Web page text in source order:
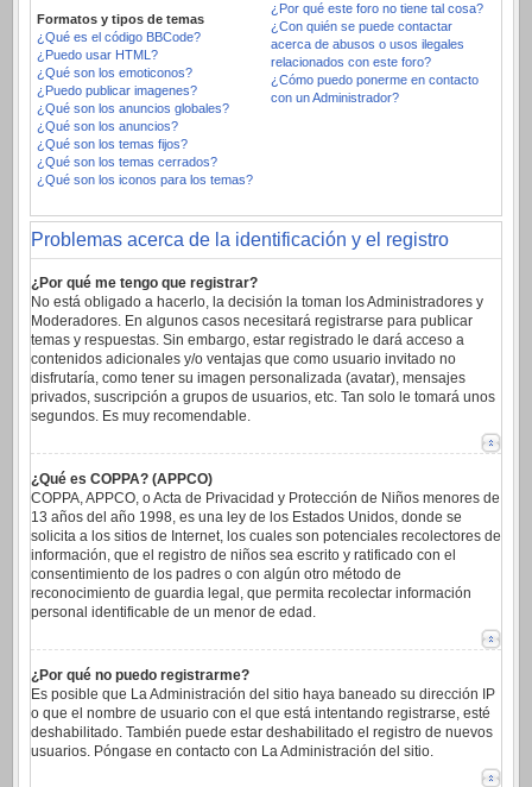
Formatos y tipos de temas
¿Qué es el código BBCode?
¿Puedo usar HTML?
¿Qué son los emoticonos?
¿Puedo publicar imagenes?
¿Qué son los anuncios globales?
¿Qué son los anuncios?
¿Qué son los temas fijos?
¿Qué son los temas cerrados?
¿Qué son los iconos para los temas?
¿Por qué este foro no tiene tal cosa?
¿Con quién se puede contactar
acerca de abusos o usos ilegales
relacionados con este foro?
¿Cómo puedo ponerme en contacto
con un Administrador?
Problemas acerca de la identificación y el registro
¿Por qué me tengo que registrar?
No está obligado a hacerlo, la decisión la toman los Administradores y
Moderadores. En algunos casos necesitará registrarse para publicar
temas y respuestas. Sin embargo, estar registrado le dará acceso a
contenidos adicionales y/o ventajas que como usuario invitado no
disfrutaría, como tener su imagen personalizada (avatar), mensajes
privados, suscripción a grupos de usuarios, etc. Tan solo le tomará unos
segundos. Es muy recomendable.
¿Qué es COPPA? (APPCO)
COPPA, APPCO, o Acta de Privacidad y Protección de Niños menores de
13 años del año 1998, es una ley de los Estados Unidos, donde se
solicita a los sitios de Internet, los cuales son potenciales recolectores de
información, que el registro de niños sea escrito y ratificado con el
consentimiento de los padres o con algún otro método de
reconocimiento de guardia legal, que permita recolectar información
personal identificable de un menor de edad.
¿Por qué no puedo registrarme?
Es posible que La Administración del sitio haya baneado su dirección IP
o que el nombre de usuario con el que está intentando registrarse, esté
deshabilitado. También puede estar deshabilitado el registro de nuevos
usuarios. Póngase en contacto con La Administración del sitio.